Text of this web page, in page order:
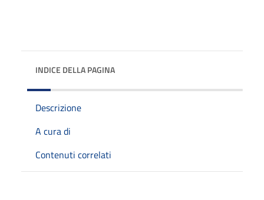
INDICE DELLA PAGINA
Descrizione
A cura di
Contenuti correlati